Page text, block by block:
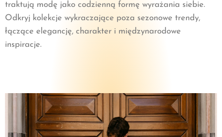
traktują modę jako codzienną formę wyrażania siebie.
Odkryj kolekcje wykraczające poza sezonowe trendy,
łączące elegancję, charakter i międzynarodowe
inspiracje.